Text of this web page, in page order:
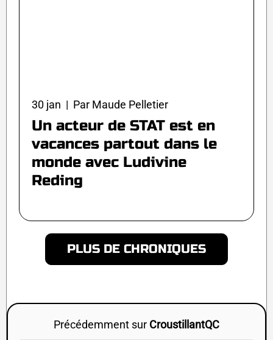
30 jan | Par Maude Pelletier
Un acteur de STAT est en
vacances partout dans le
monde avec Ludivine
Reding
PLUS DE CHRONIQUES
Précédemment sur CroustillantQC